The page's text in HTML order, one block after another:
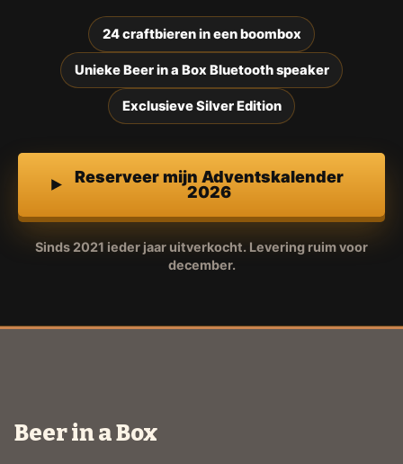
24 craftbieren in een boombox
Unieke Beer in a Box Bluetooth speaker
Exclusieve Silver Edition
Reserveer mijn Adventskalender
2026
Sinds 2021 ieder jaar uitverkocht. Levering ruim voor
december.
Beer in a Box